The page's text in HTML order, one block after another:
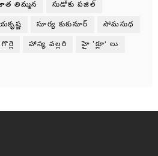
తిమ్మన సుడోకు పజిల్
సూర్య కుకునూర్ సోమసుధ
హాస్య వల్లరి హై ‘క్లూ’ లు